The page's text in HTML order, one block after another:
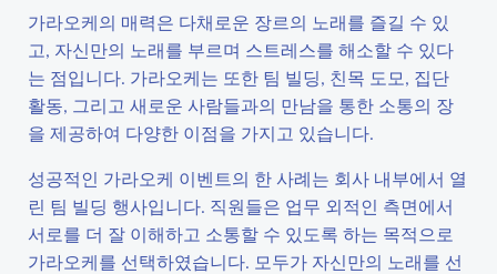
가라오케의 매력은 다채로운 장르의 노래를 즐길 수 있
고, 자신만의 노래를 부르며 스트레스를 해소할 수 있다
는 점입니다. 가라오케는 또한 팀 빌딩, 친목 도모, 집단
활동, 그리고 새로운 사람들과의 만남을 통한 소통의 장
을 제공하여 다양한 이점을 가지고 있습니다.
성공적인 가라오케 이벤트의 한 사례는 회사 내부에서 열
린 팀 빌딩 행사입니다. 직원들은 업무 외적인 측면에서
서로를 더 잘 이해하고 소통할 수 있도록 하는 목적으로
가라오케를 선택하였습니다. 모두가 자신만의 노래를 선